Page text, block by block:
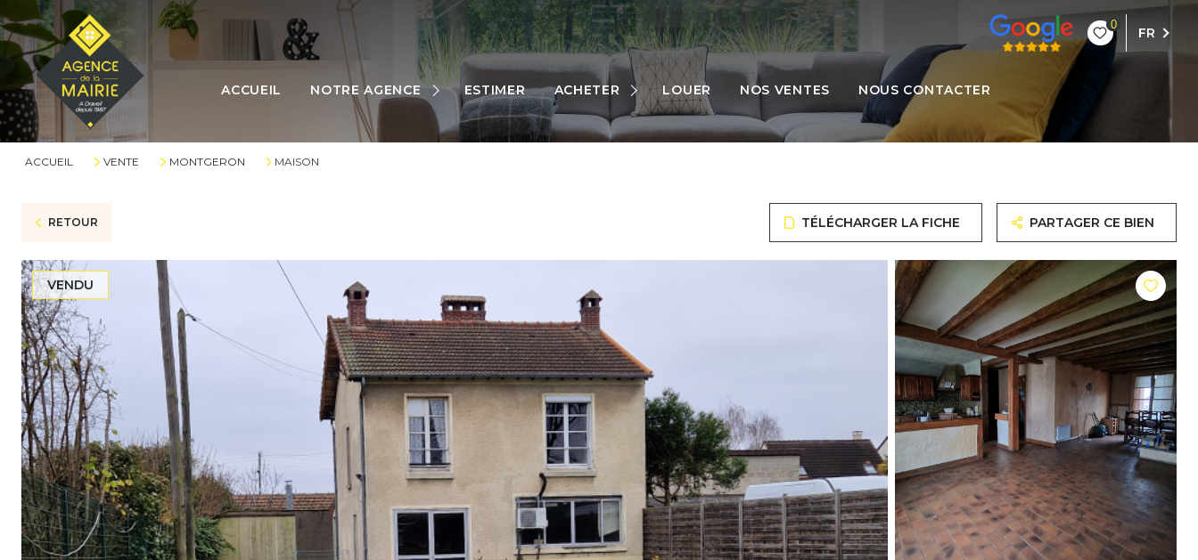
0
FR
ACCUEIL NOTRE AGENCE
L'ÉQUIPE
L'AGENCE
LES HONORAIRES
ESTIMER ACHETER
MAISONS
APPARTEMENTS
TERRAINS
LOUER NOS VENTES NOUS CONTACTER
ACCUEIL VENTE MONTGERON MAISON
RETOUR TÉLÉCHARGER LA FICHE PARTAGER CE BIEN
VENDU